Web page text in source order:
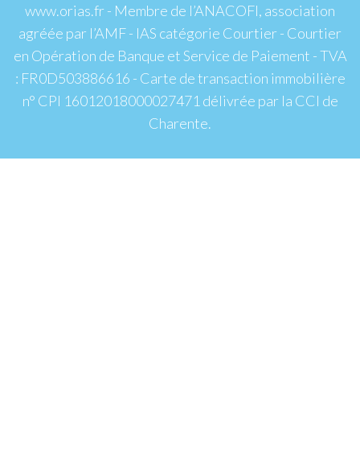
www.orias.fr - Membre de l’ANACOFI, association
agréée par l’AMF - IAS catégorie Courtier - Courtier
en Opération de Banque et Service de Paiement - TVA
: FR0D503886616 - Carte de transaction immobilière
n° CPI 16012018000027471 délivrée par la CCI de
Charente.